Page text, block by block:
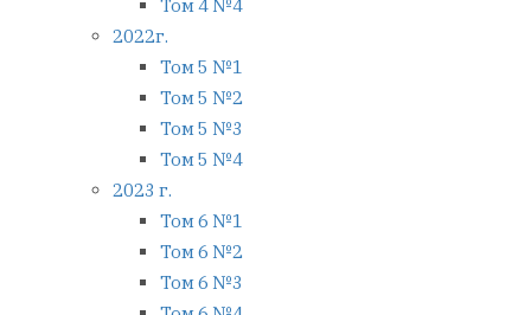
Том 4 №4
2022г.
Том 5 №1
Том 5 №2
Том 5 №3
Том 5 №4
2023 г.
Том 6 №1
Том 6 №2
Том 6 №3